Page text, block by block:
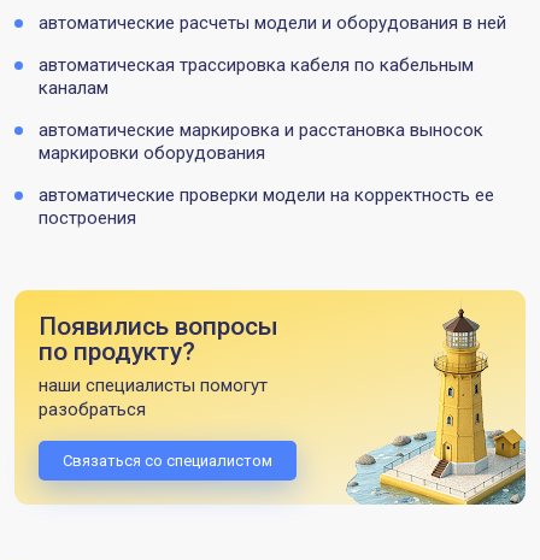
автоматические расчеты модели и оборудования в ней
автоматическая трассировка кабеля по кабельным
каналам
автоматические маркировка и расстановка выносок
маркировки оборудования
автоматические проверки модели на корректность ее
построения
Появились вопросы
по продукту?
наши специалисты помогут
разобраться
Связаться со специалистом